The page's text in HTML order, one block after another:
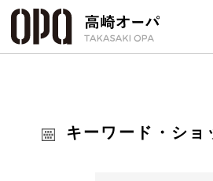
キーワード・ショ